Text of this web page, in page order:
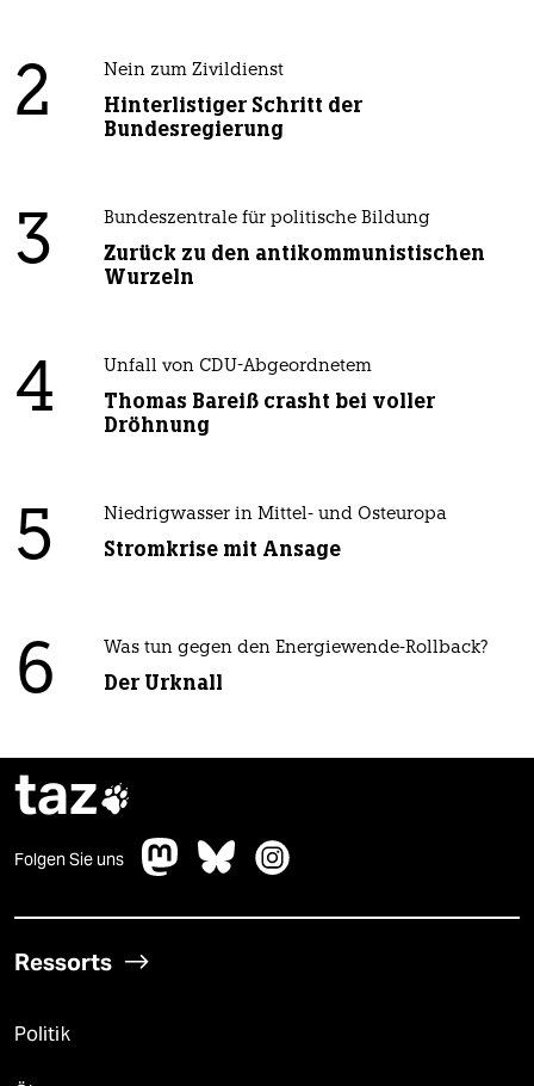
2 Nein zum Zivildienst
Hinterlistiger Schritt der
Bundesregierung
3 Bundeszentrale für politische Bildung
Zurück zu den antikommunistischen
Wurzeln
4 Unfall von CDU-Abgeordnetem
Thomas Bareiß crasht bei voller
Dröhnung
5 Niedrigwasser in Mittel- und Osteuropa
Stromkrise mit Ansage
6 Was tun gegen den Energiewende-Rollback?
Der Urknall
taz
Folgen Sie uns
Ressorts
Politik